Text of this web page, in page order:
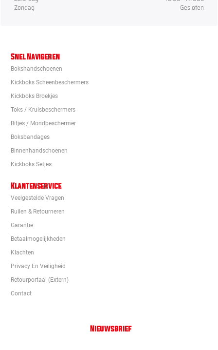
Zondag
Gesloten
Snel Navigeren
Bokshandschoenen
Kickboks Scheenbeschermers
Kickboks Broekjes
Toks / Kruisbeschermers
Bitjes / Mondbeschermer
Boksbandages
Binnenhandschoenen
Kickboks Setjes
Klantenservice
Veelgestelde Vragen
Ruilen & Retourneren
Garantie
Betaalmogelijkheden
Klachten
Privacy En Veiligheid
Retourportaal (extern)
Contact
Nieuwsbrief